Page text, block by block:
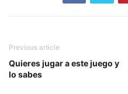
Previous article
Quieres jugar a este juego y
lo sabes